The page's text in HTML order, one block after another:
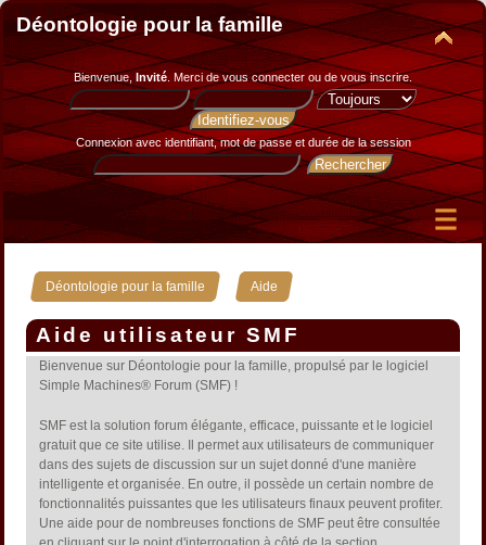
Déontologie pour la famille
Bienvenue, Invité. Merci devous connecter ou de vous inscrire.
Connexion avec identifiant, mot de passe et durée de la session
Déontologie pour la famille » Aide
Aide utilisateur SMF
Bienvenue sur Déontologie pour la famille, propulsé par le logiciel
Simple Machines® Forum (SMF) !
SMF est la solution forum élégante, efficace, puissante et le logiciel
gratuit que ce site utilise. Il permet aux utilisateurs de communiquer
dans des sujets de discussion sur un sujet donné d'une manière
intelligente et organisée. En outre, il possède un certain nombre de
fonctionnalités puissantes que les utilisateurs finaux peuvent profiter.
Une aide pour de nombreuses fonctions de SMF peut être consultée